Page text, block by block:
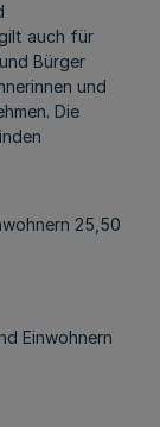
auch für
Bürger
und
Die
25,50
Einwohnern